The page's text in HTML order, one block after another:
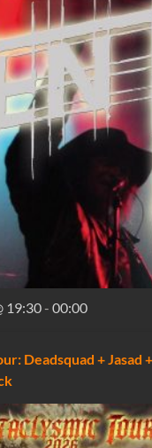
19:30-00:00
Deadsquad + Jasad